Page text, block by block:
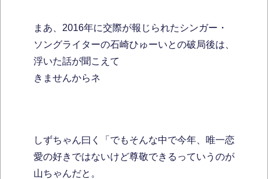
まあ、2016年に交際が報じられたシンガー・
ソングライターの石崎ひゅーいとの破局後は、
浮いた話が聞こえて
きませんからネ
しずちゃん曰く「でもそんな中で今年、唯一恋
愛の好きではないけど尊敬できるっていうのが
山ちゃんだと。